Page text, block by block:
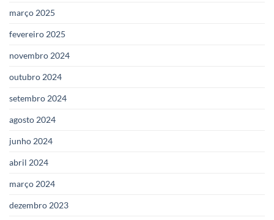
março 2025
fevereiro 2025
novembro 2024
outubro 2024
setembro 2024
agosto 2024
junho 2024
abril 2024
março 2024
dezembro 2023